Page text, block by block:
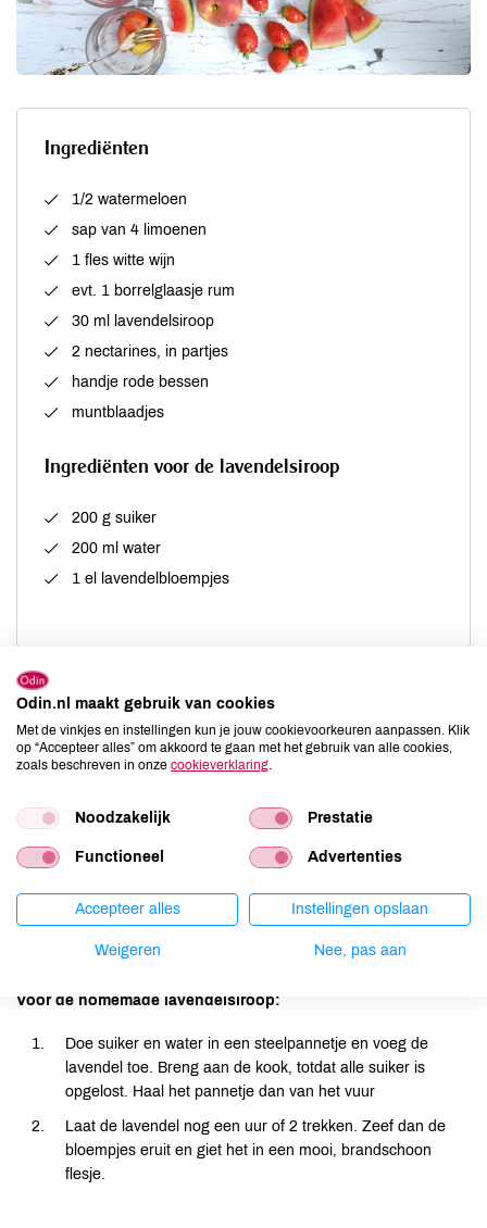
Ingrediënten
1/2 watermeloen
sap van 4 limoenen
1 fles witte wijn
evt. 1 borrelglaasje rum
30 ml lavendelsiroop
2 nectarines, in partjes
handje rode bessen
muntblaadjes
Ingrediënten voor de lavendelsiroop
200 g suiker
200 ml water
1 el lavendelbloempjes
Bereiding
Snij de watermeloen in stukken (zonder pit) en mix in de
blender of met een staafmixer tot sap. Laat een paar
Mix nu ook de fles witte wijn er doorheen.
Pers de limoenen uit en voeg die ook toe, net als de
lavendelsiroop.
Giet alles in een mooie kan of bowl met de partjes
nectarine en wat rode bessen en muntblaadjes.
Voor de homemade lavendelsiroop:
Doe suiker en water in een steelpannetje en voeg de
lavendel toe. Breng aan de kook, totdat alle suiker is
opgelost. Haal het pannetje dan van het vuur
Laat de lavendel nog een uur of 2 trekken. Zeef dan de
bloempjes eruit en giet het in een mooi, brandschoon
flesje.
Odin.nl maakt gebruik van cookies
Met de vinkjes en instellingen kun je jouw cookievoorkeuren aanpassen. Klik
op “Accepteer alles” om akkoord te gaan met het gebruik van alle cookies,
zoals beschreven in onze cookieverklaring
Noodzakelijk Prestatie
Functioneel Advertenties
Accepteer alles Instellingen opslaan
Weigeren Nee, pas aan